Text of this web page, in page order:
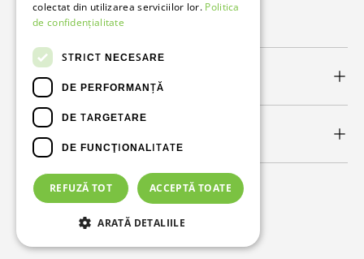
FacebookLinkedIn
Link-uri utile
Newsletter
Metode de plată acceptate
Bunzl Romania.
colectat din utilizarea serviciilor lor. Politica
de confidențialitate
STRICT NECESARE
DE PERFORMANȚĂ
DE TARGETARE
DE FUNCŢIONALITATE
ACCEPTĂ TOATE
REFUZĂ TOT
ARATĂ DETALIILE